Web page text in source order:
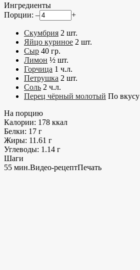
Ингредиенты
Порции: – +
Скумбрия 2 шт.
Яйцо куриное 2 шт.
Сыр 40 гр.
Лимон ½ шт.
Горчица 1 ч.л.
Петрушка 2 шт.
Соль 2 ч.л.
Перец чёрный молотый По вкусу
На порцию
Калории: 178 ккал
Белки: 17 г
Жиры: 11.61 г
Углеводы: 1.14 г
Шаги
55 мин.Видео-рецептПечать